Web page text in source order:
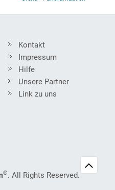
Kontakt
Impressum
Hilfe
Unsere Partner
Link zu uns
®. All Rights Reserved.